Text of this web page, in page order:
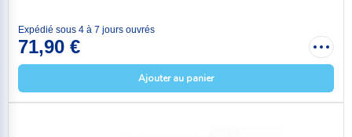
Expédié sous 4 à 7 jours ouvrés
71,90 €
Ajouter au panier